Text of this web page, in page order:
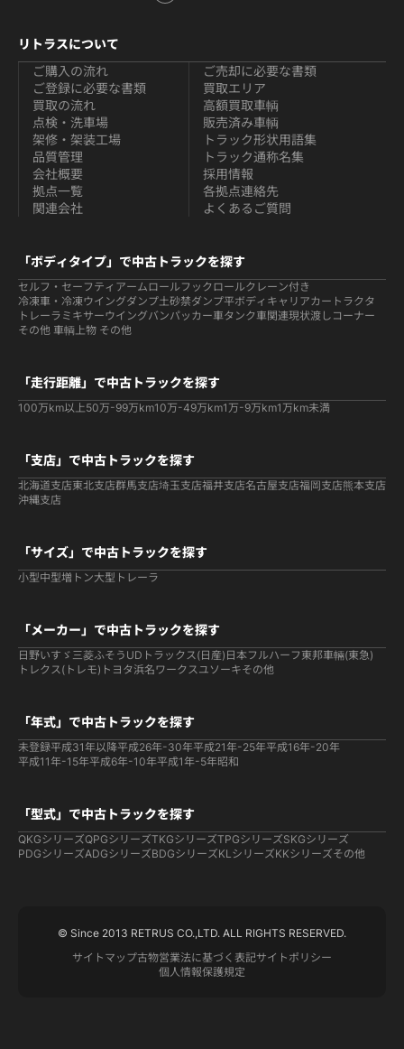
リトラスについて
ご購入の流れ
ご登録に必要な書類
買取の流れ
ご売却に必要な書類
買取エリア
高額買取車輌
点検・洗車場
架修・架装工場
品質管理
販売済み車輌
トラック形状用語集
トラック通称名集
会社概要
拠点一覧
関連会社
採用情報
各拠点連絡先
よくあるご質問
「ボディタイプ」で中古トラックを探す
セルフ・セーフティ アームロールフックロールクレーン付き
冷凍車・冷凍ウイングダンプ土砂禁ダンプ平ボディ キャリアカー トラクタ
トレーラ ミキサーウイングバンパッカー車タンク車関連現状渡しコーナー
その他 車輌上物 その他
「走行距離」で中古トラックを探す
100万km以上50万-99万km10万-49万km1万-9万km1万km未満
「支店」で中古トラックを探す
北海道支店東北支店群馬支店埼玉支店福井支店名古屋支店福岡支店熊本支店
沖縄支店
「サイズ」で中古トラックを探す
小型中型増トン大型 トレーラ
「メーカー」で中古トラックを探す
日野いすゞ 三菱ふそう UDトラックス(日産) 日本フルハーフ 東邦車輛(東急)
トレクス(トレモ) トヨタ浜名ワークスユソーキその他
「年式」で中古トラックを探す
未登録平成31年以降平成26年-30年平成21年-25年平成16年-20年
平成11年-15年平成6年-10年平成1年-5年昭和
「型式」で中古トラックを探す
QKGシリーズQPGシリーズTKGシリーズTPGシリーズSKGシリーズ
PDGシリーズADGシリーズBDGシリーズKLシリーズKKシリーズその他
© Since 2013 RETRUS CO.,LTD. ALL RIGHTS RESERVED.
サイトマップ古物営業法に基づく表記サイトポリシー
個人情報保護規定